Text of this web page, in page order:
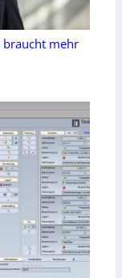
braucht mehr